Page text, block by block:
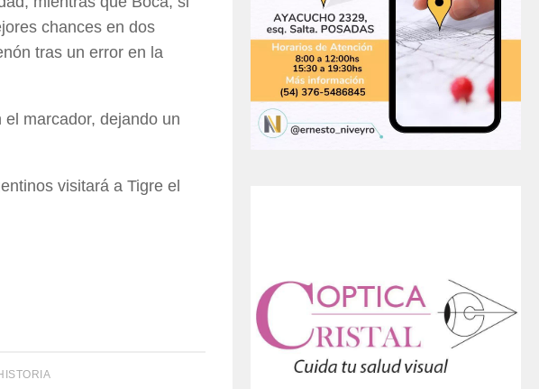
chances en dos
tras un error en la
marcador, dejando un
visitará a Tigre el